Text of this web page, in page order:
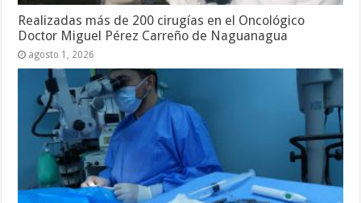
Realizadas más de 200 cirugías en el Oncológico
Doctor Miguel Pérez Carreño de Naguanagua
agosto 1, 2026